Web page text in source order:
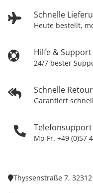
Schnelle
Heute bestellt,
Hilfe & Support
24/7 bester
Schnelle
Garantiert
Telefonsupport
Mo-Fr. +49 (0)57
Thyssenstraße 7,